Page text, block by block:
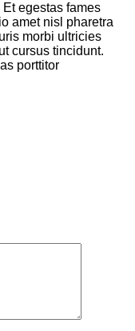
egestas fames
amet nisl pharetra
morbi ultricies
cursus tincidunt.
porttitor